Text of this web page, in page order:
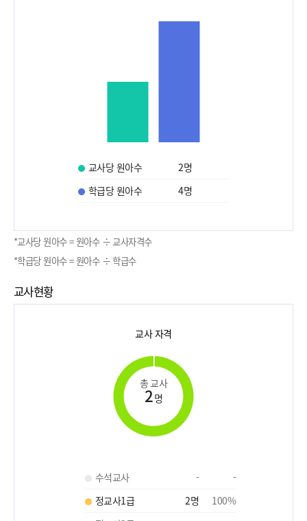
교사당 원아수 2명
학급당 원아수
4명
*교사당 원아수 = 원아수 ÷ 교사자격수
*학급당 원아수 = 원아수 ÷ 학급수
교사현황
교사 자격
총 교사
2명
수석교사 -
-
정교사1급
2명 100%